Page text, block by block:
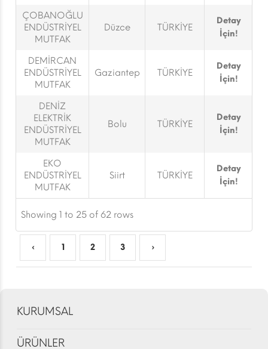
ÇOBANOĞLU
ENDÜSTRİYEL
MUTFAK
Düzce TÜRKİYE
Detay
İçin!
DEMİRCAN
ENDÜSTRİYEL
MUTFAK
Gaziantep TÜRKİYE
Detay
İçin!
DENİZ
ELEKTRİK
ENDÜSTRİYEL
MUTFAK
Bolu TÜRKİYE
Detay
İçin!
EKO
ENDÜSTRİYEL
MUTFAK
Siirt TÜRKİYE
Detay
İçin!
Showing 1 to 25 of 62 rows
‹ 1 2 3 ›
KURUMSAL
ÜRÜNLER